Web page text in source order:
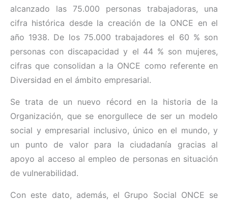
alcanzado las 75.000 personas trabajadoras, una
cifra histórica desde la creación de la ONCE en el
año 1938. De los 75.000 trabajadores el 60 % son
personas con discapacidad y el 44 % son mujeres,
cifras que consolidan a la ONCE como referente en
Diversidad en el ámbito empresarial.
Se trata de un nuevo récord en la historia de la
Organización, que se enorgullece de ser un modelo
social y empresarial inclusivo, único en el mundo, y
un punto de valor para la ciudadanía gracias al
apoyo al acceso al empleo de personas en situación
de vulnerabilidad.
Con este dato, además, el Grupo Social ONCE se